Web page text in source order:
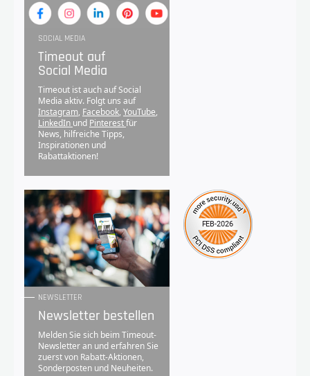
SOCIAL MEDIA
Timeout auf
Social Media
Timeout ist auch auf Social
Media aktiv. Folgt uns auf
Instagram, Facebook, YouTube,
LinkedIn und Pinterestfür
News, hilfreiche Tipps,
Inspirationen und
Rabattaktionen!
NEWSLETTER
Newsletter bestellen
Melden Sie sich beim Timeout-
Newsletter an und erfahren Sie
zuerst von Rabatt-Aktionen,
Sonderposten und Neuheiten.